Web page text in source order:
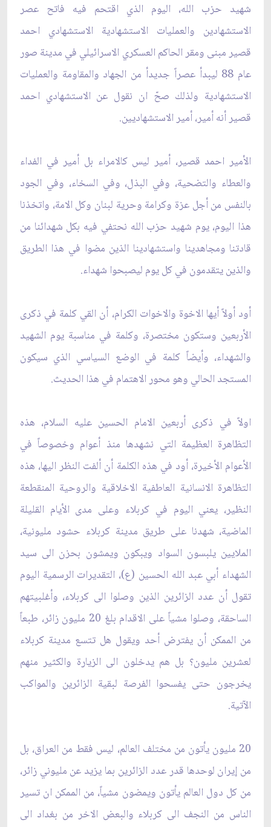
شهيد حزب الله، اليوم ‏الذي اقتحم فيه فاتح عصر
الاستشهادين والعمليات الاستشهادية الاستشهادي احمد
قصير مبنى ومقر ‏الحاكم العسكري الاسرائيلي في مدينة صور
عام 88 ليبدأ عصراً جديدأ من الجهاد والمقاومة ‏والعمليات
الاستشهادية ولذلك صحّ ان نقول عن الاستشهادي احمد
قصير أنه أمير، أمير الاستشهاديين.‏
الأمير احمد قصير، أمير ليس كالامراء بل أمير في الفداء
والعطاء والتضحية، وفي البذل، وفي ‏السخاء، وفي الجود
بالنفس من أجل عزة وكرامة وحرية لبنان وكل الامة، واتخذنا
هذا اليوم، يوم ‏شهيد حزب الله نحتفي فيه بكل شهدائنا من
قادتنا ومجاهدينا واستشهادينا الذين مضوا في هذا الطريق
‏والذين يتقدمون في كل يوم ليصبحوا شهداء.‏
أود أولاً أيها الاخوة والاخوات الكرام، أن القي كلمة في ذكرى
الأربعين وستكون مختصرة، وكلمة في ‏مناسبة يوم الشهيد
والشهداء، وأيضاً كلمة في الوضع السياسي الذي سيكون
المستجد الحالي وهو محور ‏الاهتمام في هذا الحديث.‏
اولاً في ذكرى أربعين الامام الحسين عليه السلام، هذه
التظاهرة العظيمة التي نشهدها منذ أعوام ‏وخصوصاً في
الأعوام الأخيرة، أود في هذه الكلمة أن ألفت النظر اليها، هذه
التظاهرة الانسانية ‏العاطفية الاخلاقية والروحية المنقطعة
النظير، يعني اليوم في كربلاء وعلى مدى الأيام القليلة
‏الماضية، شهدنا على طريق مدينة كربلاء حشود مليونية،
الملايين يلبسون السواد ويبكون ويمشون ‏بحزن الى سيد
الشهداء أبي عبد الله الحسين (ع)، التقديرات الرسمية اليوم
تقول أن عدد الزائرين الذين ‏وصلوا الى كربلاء، وأغلبيتهم
الساحقة، وصلوا مشياً على الاقدام بلغ 20 مليون زائر، طبعاً
من ‏الممكن أن يفترض أحد ويقول هل تتسع مدينة كربلاء
لعشرين مليون؟ بل هم يدخلون الى الزيارة ‏والكثير منهم
يخرجون حتى يفسحوا الفرصة لبقية الزائرين والمواكب
الآتية. ‏
‏20 مليون يأتون من مختلف العالم، ليس فقط من العراق، بل
من إيران لوحدها قدر عدد الزائرين بما ‏يزيد عن مليوني زائر،
من كل دول العالم يأتون ويمضون مشياً، من الممكن ان تسير
الناس من ‏النجف الى كربلاء والبعض الاخر من بغداد الى